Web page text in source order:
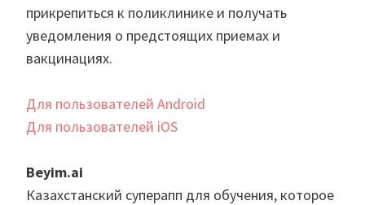
прикрепиться к поликлинике и получать
уведомления о предстоящих приемах и
вакцинациях.
Для пользователей Android
Для пользователей iOS
Beyim.ai
Казахстанский суперапп для обучения, которое